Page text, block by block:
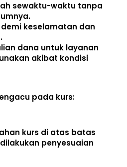
sewaktu-waktu tanpa
keselamatan dan
dana untuk layanan
akibat kondisi
pada kurs:
kurs di atas batas
penyesuaian